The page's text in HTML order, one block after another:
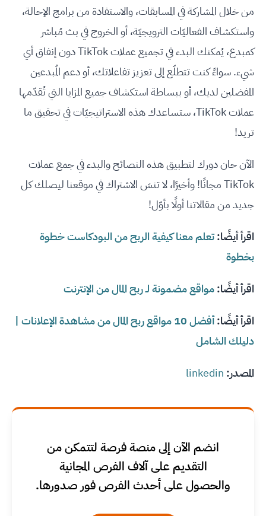
من خلال المشاركة في المسابقات، والاستفادة من برامج الإحالة،
واستكشاف الفعاليّات الترويجيّة، أو الخروج في بث مُباشر
كمبدع، يُمكنك البدء في تجميع عملات TikTok دون إنفاق أي
شيء. سواءً كنت تتطلّع إلى تعزيز تفاعلاتك، أو دعم المُبدعين
المفضلين لديك، أو ببساطة استكشاف جميع المزايا التي تُقدّمها
عملات TikTok، ستساعدك هذه الاستراتيجيّات في تحقيق ما
تريد!
الآن حان دورك لتطبيق هذه النصائح والبدء في جمع عملات
TikTok مجانًا! وأخيرًا، لا تنسَ الاشتراك في موقعنا ليصلك كل
جديد من مقالاتنا أولًا بأوّل!
اقرأ أيضًا:تعلم معنا كيفية الربح من البودكاست خطوة
بخطوة
اقرأ أيضًا:مواقع مضمونة لـ ربح المال من الإنترنت
اقرأ أيضًا:
أفضل 10 مواقع ربح المال من مشاهدة الإعلانات |
دليلك الشامل
المصدر: linkedin
انضم الآن إلى منصة فرصة لتتمكن من
التقديم على آلاف الفرص المجانية
والحصول على أحدث الفرص فور صدورها.